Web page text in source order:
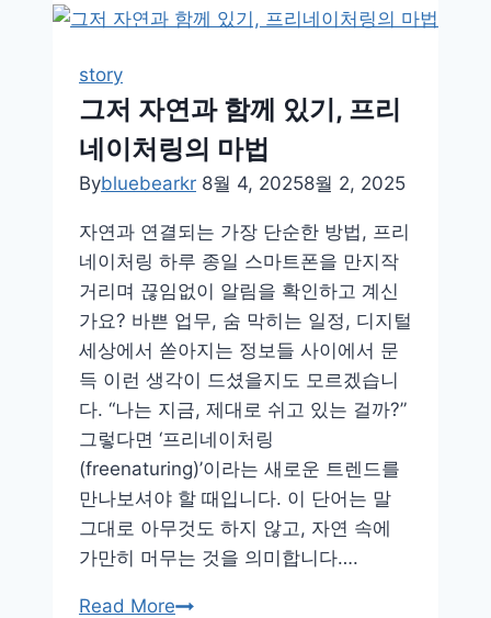
에
래
하
는
들,
밤
의
주
인
공
을
찾
아
서
story
그저 자연과 함께 있기, 프리
네이처링의 마법
Bybluebearkr 8월 4, 20258월 2, 2025
자연과 연결되는 가장 단순한 방법, 프리
네이처링 하루 종일 스마트폰을 만지작
거리며 끊임없이 알림을 확인하고 계신
가요? 바쁜 업무, 숨 막히는 일정, 디지털
세상에서 쏟아지는 정보들 사이에서 문
득 이런 생각이 드셨을지도 모르겠습니
다. “나는 지금, 제대로 쉬고 있는 걸까?”
그렇다면 ‘프리네이처링
(freenaturing)’이라는 새로운 트렌드를
만나보셔야 할 때입니다. 이 단어는 말
그대로 아무것도 하지 않고, 자연 속에
가만히 머무는 것을 의미합니다….
Read More그